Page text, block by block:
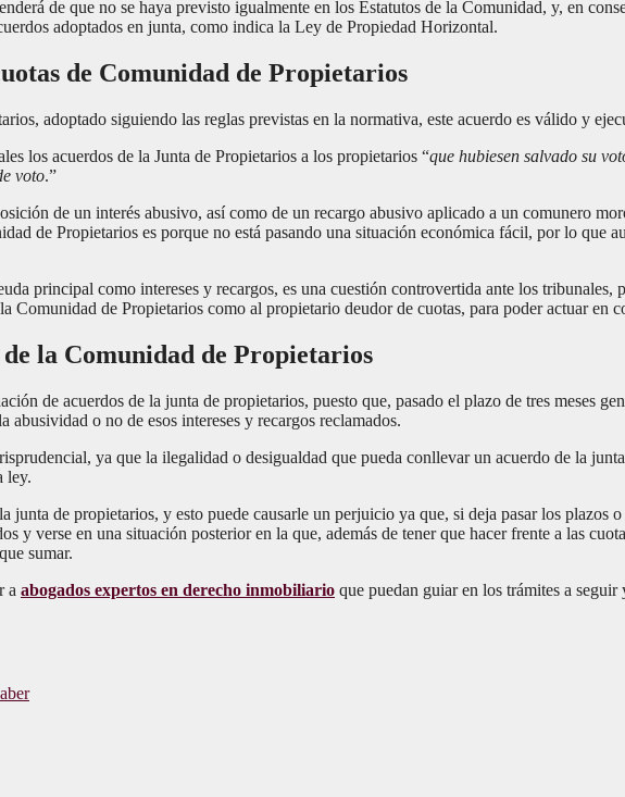
de que no se haya previsto igualmente en los Estatutos de la Comunidad, y, en
adoptados en junta, como indica la Ley de Propiedad Horizontal.
de Comunidad de Propietarios
adoptado siguiendo las reglas previstas en la normativa, este acuerdo es válido y
los acuerdos de la Junta de Propietarios a los propietarios “que hubiesen salvado su
voto.”
de un interés abusivo, así como de un recargo abusivo aplicado a un comunero
de Propietarios es porque no está pasando una situación económica fácil, por lo que
principal como intereses y recargos, es una cuestión controvertida ante los tribunales,
Comunidad de Propietarios como al propietario deudor de cuotas, para poder actuar en
la Comunidad de Propietarios
de acuerdos de la junta de propietarios, puesto que, pasado el plazo de tres meses
o no de esos intereses y recargos reclamados.
ya que la ilegalidad o desigualdad que pueda conllevar un acuerdo de la
ley.
junta de propietarios, y esto puede causarle un perjuicio ya que, si deja pasar los plazos
y verse en una situación posterior en la que, además de tener que hacer frente a las
sumar.
a abogados expertos en derecho inmobiliario que puedan guiar en los trámites a